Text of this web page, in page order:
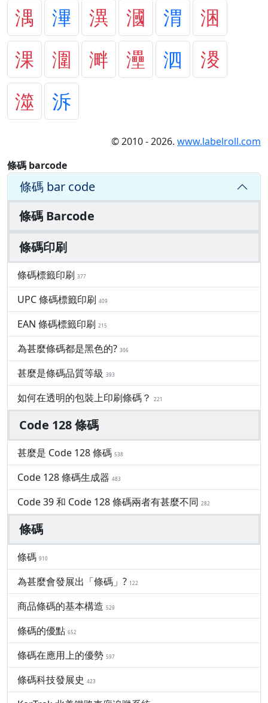
湡
滭 潩 漍 渭
涃
淉
潿 溿 灅 泗
溭
澨
泝
© 2010 - 2026. www.labelroll.com
條碼 barcode
條碼 bar code
條碼 Barcode
條碼印刷
條碼標籤印刷 377
UPC 條碼標籤印刷 409
EAN 條碼標籤印刷 215
為甚麼條碼都是黑色的? 306
甚麼是條碼品質等級 393
如何在透明的包裝上印刷條碼？ 221
Code 128 條碼
甚麼是 Code 128 條碼 538
Code 128 條碼生成器 483
Code 39 和 Code 128 條碼兩者有甚麼不同 282
條碼
條碼 910
為甚麼會發展出「條碼」? 122
商品條碼的基本構造 529
條碼的優點 652
條碼在應用上的優勢 597
條碼科技發展史 423